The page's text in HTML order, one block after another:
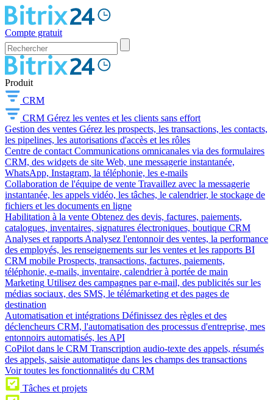
Compte gratuit
Produit
CRM
CRM Gérez les ventes et les clients sans effort
Gestion des ventes Gérez les prospects, les transactions, les contacts,
les pipelines, les autorisations d'accès et les rôles
Centre de contact Communications omnicanales via des formulaires
CRM, des widgets de site Web, une messagerie instantanée,
WhatsApp, Instagram, la téléphonie, les e-mails
Collaboration de l'équipe de vente Travaillez avec la messagerie
instantanée, les appels vidéo, les tâches, le calendrier, le stockage de
fichiers et les documents en ligne
Habilitation à la vente Obtenez des devis, factures, paiements,
catalogues, inventaires, signatures électroniques, boutique CRM
Analyses et rapports Analysez l'entonnoir des ventes, la performance
des employés, les renseignements sur les ventes et les rapports BI
CRM mobile Prospects, transactions, factures, paiements,
téléphonie, e-mails, inventaire, calendrier à portée de main
Marketing Utilisez des campagnes par e-mail, des publicités sur les
médias sociaux, des SMS, le télémarketing et des pages de
destination
Automatisation et intégrations Définissez des règles et des
déclencheurs CRM, l'automatisation des processus d'entreprise, mes
entonnoirs automatisés, les API
CoPilot dans le CRM Transcription audio-texte des appels, résumés
des appels, saisie automatique dans les champs des transactions
Voir toutes les fonctionnalités du CRM
Tâches et projets